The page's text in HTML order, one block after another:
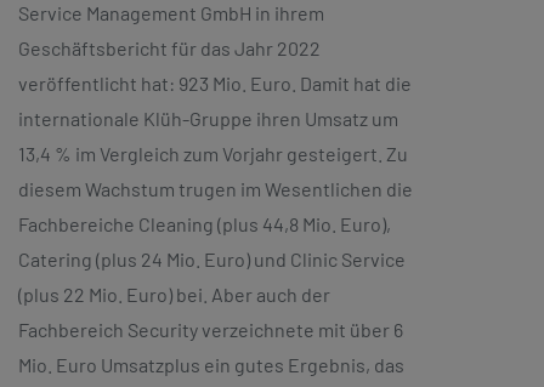
Service Management GmbH in ihrem
Geschäftsbericht für das Jahr 2022
veröffentlicht hat: 923 Mio. Euro. Damit hat die
internationale Klüh-Gruppe ihren Umsatz um
13,4 % im Vergleich zum Vorjahr gesteigert. Zu
diesem Wachstum trugen im Wesentlichen die
Fachbereiche Cleaning (plus 44,8 Mio. Euro),
Catering (plus 24 Mio. Euro) und Clinic Service
(plus 22 Mio. Euro) bei. Aber auch der
Fachbereich Security verzeichnete mit über 6
Mio. Euro Umsatzplus ein gutes Ergebnis, das